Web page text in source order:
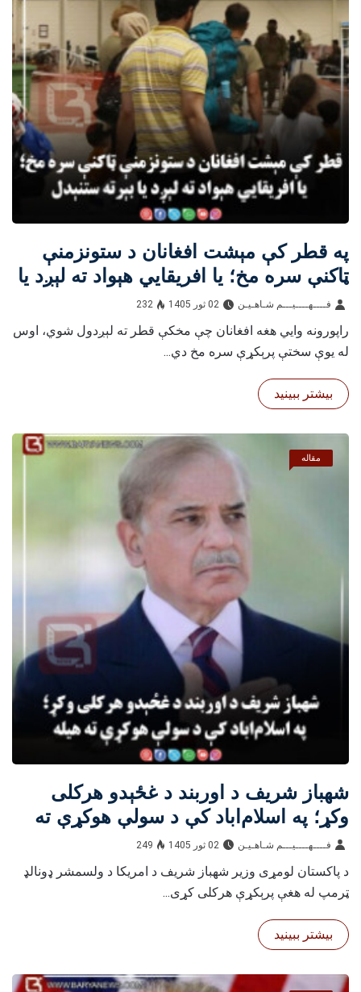
په قطر کې مېشت افغانان د ستونزمنې
ټاکنې سره مخ؛ يا افريقايي هېواد ته لېږد يا
بېرته ستنېدل
فــــهــــيـــم شـاهـیـن‎‎ 02 ثور 1405 232
راپورونه وايي هغه افغانان چې مخکې قطر ته لېږدول شوي، اوس
له يوې سختې پرېکړې سره مخ دي...
بیشتر ببینید
مقاله
شهباز شریف د اوربند د غځېدو هرکلی
وکړ؛ په اسلام‌اباد کې د سولې هوکړې ته
هیلهفــــهــــيـــم شـاهـیـن‎‎ 02 ثور 1405 249
د پاکستان لومړی وزیر شهباز شریف د امریکا د ولسمشر ډونالډ
ټرمپ له هغې پرېکړې هرکلی کړی...
بیشتر ببینید